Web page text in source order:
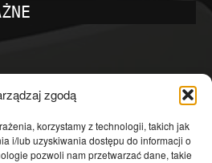
zgodą
korzystamy z technologii, takich jak
i/lub uzyskiwania dostępu do informacji o
pozwoli nam przetwarzać dane, takie
4601
4363